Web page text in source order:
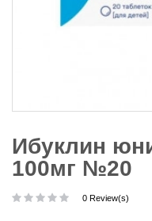
Ибуклин
100мг №20
0 Review(s)